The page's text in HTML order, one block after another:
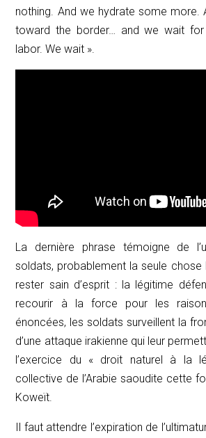
nothing. And we hydrate some more.
toward the border… and we wait
labor. We wait ».
La dernière phrase témoigne de
soldats, probablement la seule chose
rester sain d’esprit : la légitime
recourir à la force pour les
énoncées, les soldats surveillent la
d’une attaque irakienne qui leur
l’exercice du « droit naturel à la
collective de l’Arabie saoudite cette
Koweït.
Il faut attendre l’expiration de